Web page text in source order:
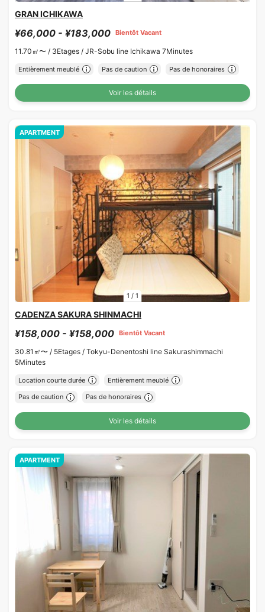
GRAN ICHIKAWA
¥66,000 - ¥183,000 Bientôt Vacant
11.70㎡〜 / 3Etages / JR-Sobu line Ichikawa 7Minutes
Entièrement meublé Pas de caution Pas de honoraires
Voir les détails
1 / 1
APARTMENT
CADENZA SAKURA SHINMACHI
¥158,000 - ¥158,000 Bientôt Vacant
30.81㎡〜 / 5Etages / Tokyu-Denentoshi line Sakurashimmachi
5Minutes
Location courte durée Entièrement meublé
Pas de caution Pas de honoraires
Voir les détails
APARTMENT